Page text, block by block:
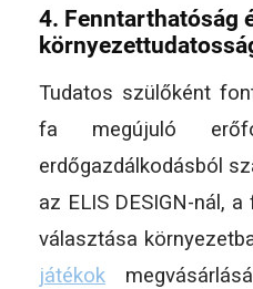
4. Fenntarthatóság
Tudatos szülőként
fa megújuló
erdőgazdálkodásból
az ELIS DESIGN-nál,
választása
játékok